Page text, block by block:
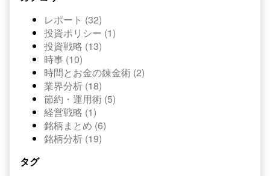
レポート (32)
投資ポリシー (1)
投資戦略 (13)
時事 (10)
時間とお金の錬金術 (2)
業界分析 (18)
節約・運用術 (5)
経営戦略 (1)
銘柄まとめ (6)
銘柄分析 (19)
タグ